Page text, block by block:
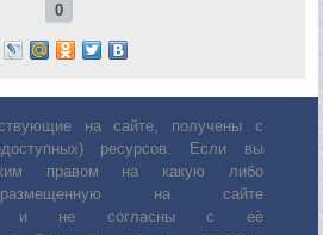
0
на сайте, получены с
ресурсов. Если вы
правом на какую либо
на сайте
не согласны с её